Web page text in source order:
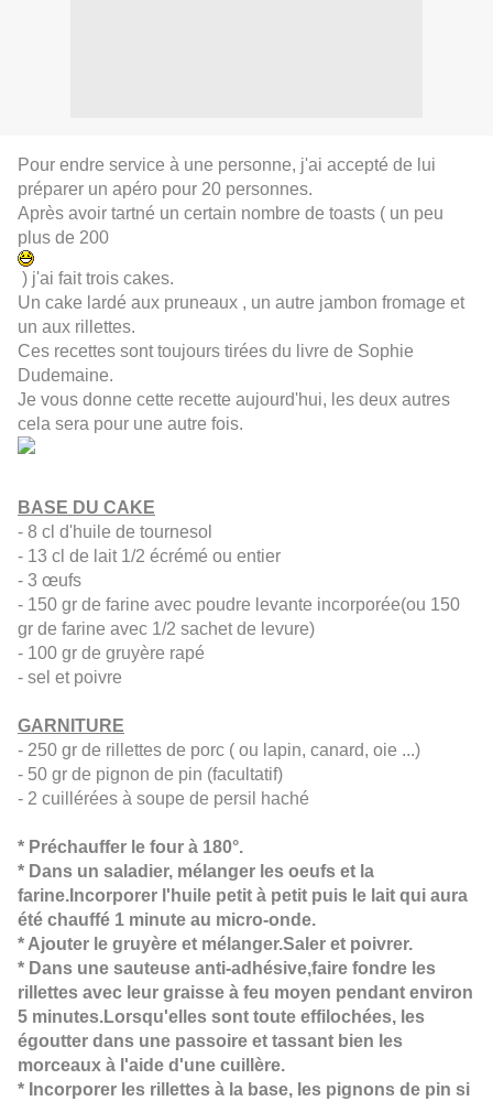
Pour endre service à une personne, j'ai accepté de lui
préparer un apéro pour 20 personnes.
Après avoir tartné un certain nombre de toasts ( un peu
plus de 200
) j'ai fait trois cakes.
Un cake lardé aux pruneaux , un autre jambon fromage et
un aux rillettes.
Ces recettes sont toujours tirées du livre de Sophie
Dudemaine.
Je vous donne cette recette aujourd'hui, les deux autres
cela sera pour une autre fois.
BASE DU CAKE
- 8 cl d'huile de tournesol
- 13 cl de lait 1/2 écrémé ou entier
- 3 œufs
- 150 gr de farine avec poudre levante incorporée(ou 150
gr de farine avec 1/2 sachet de levure)
- 100 gr de gruyère rapé
- sel et poivre
GARNITURE
- 250 gr de rillettes de porc ( ou lapin, canard, oie ...)
- 50 gr de pignon de pin (facultatif)
- 2 cuillérées à soupe de persil haché
* Préchauffer le four à 180°.
* Dans un saladier, mélanger les oeufs et la
farine.Incorporer l'huile petit à petit puis le lait qui aura
été chauffé 1 minute au micro-onde.
* Ajouter le gruyère et mélanger.Saler et poivrer.
* Dans une sauteuse anti-adhésive,faire fondre les
rillettes avec leur graisse à feu moyen pendant environ
5 minutes.Lorsqu'elles sont toute effilochées, les
égoutter dans une passoire et tassant bien les
morceaux à l'aide d'une cuillère.
* Incorporer les rillettes à la base, les pignons de pin si